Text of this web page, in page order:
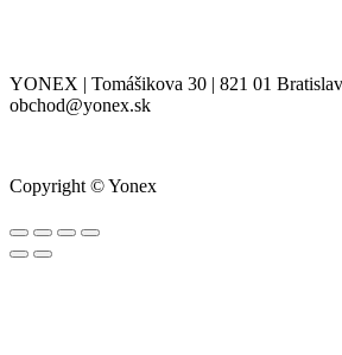
YONEX | Tomášikova 30 | 821 01
obchod@yonex.sk
Copyright © Yonex